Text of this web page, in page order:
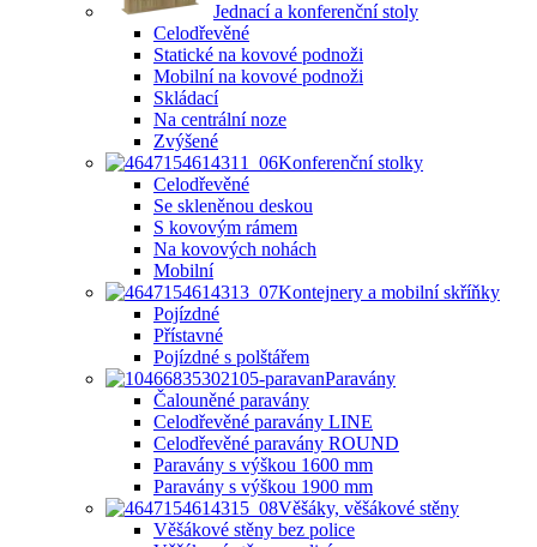
Jednací a konferenční stoly
Celodřevěné
Statické na kovové podnoži
Mobilní na kovové podnoži
Skládací
Na centrální noze
Zvýšené
Konferenční stolky
Celodřevěné
Se skleněnou deskou
S kovovým rámem
Na kovových nohách
Mobilní
Kontejnery a mobilní skříňky
Pojízdné
Přístavné
Pojízdné s polštářem
Paravány
Čalouněné paravány
Celodřevěné paravány LINE
Celodřevěné paravány ROUND
Paravány s výškou 1600 mm
Paravány s výškou 1900 mm
Věšáky, věšákové stěny
Věšákové stěny bez police